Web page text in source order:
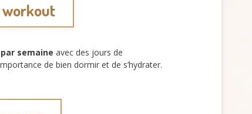
workout
semaine avec des jours de
de bien dormir et de s’hydrater.